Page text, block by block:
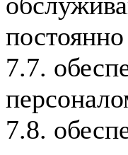
7.7.
7.8.